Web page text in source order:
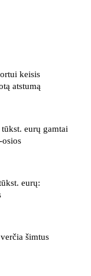
keisis
atstumą
eurų gamtai
eurų:
šimtus